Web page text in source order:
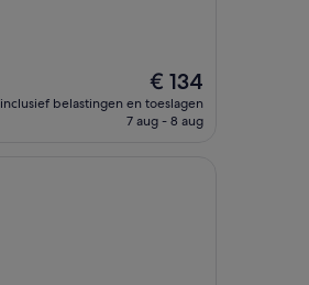
De
prijs
is
€ 134
inclusief belastingen en toeslagen
7 aug - 8 aug